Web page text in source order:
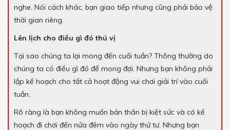
nghe. Nói cách khác, bạn giao tiếp nhưng cũng phải bảo vệ
thời gian riêng.
Lên lịch cho điều gì đó thú vị
Tại sao chúng ta lại mong đến cuối tuần? Thông thường do
chúng ta có điều gì đó để mong đợi. Nhưng bạn không phải
lập kế hoạch cho tất cả hoạt động vui chơi giải trí vào cuối
tuần.
Rõ ràng là bạn không muốn bản thân bị kiệt sức và có kế
hoạch đi chơi đến nửa đêm vào ngày thứ tư. Nhưng bạn